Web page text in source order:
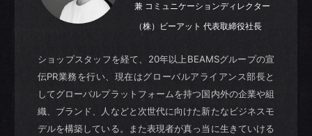
兼 コミュニケーションディレクター
（株）ビーアット 代表取締役社長
ショップスタッフを経て、20年以上BEAMSグループの宣
伝PR業務を行い、現在はグローバルアライアンス部長と
してグローバルプラットフォームを持つ国内外の企業や組
織、ブランド、人などと次世代に向けた新たなビジネスモ
デルを構築している。また表現者が真っ当に生きていける